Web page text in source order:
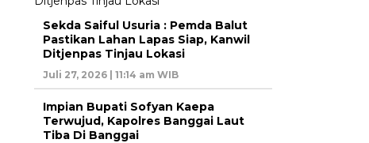
Sekda Saiful Usuria : Pemda Balut
Pastikan Lahan Lapas Siap, Kanwil
Ditjenpas Tinjau Lokasi
Juli 27, 2026 | 11:14 am WIB
Impian Bupati Sofyan Kaepa
Terwujud, Kapolres Banggai Laut
Tiba Di Banggai